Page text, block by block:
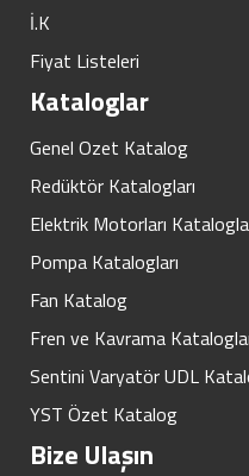
İ.K
Fiyat Listeleri
Kataloglar
Genel Ozet Katalog
Redüktör Katalogları
Elektrik Motorları
Pompa Katalogları
Fan Katalog
Fren ve Kavrama
Sentini Varyatör UDL
YST Özet Katalog
Bize Ulaşın